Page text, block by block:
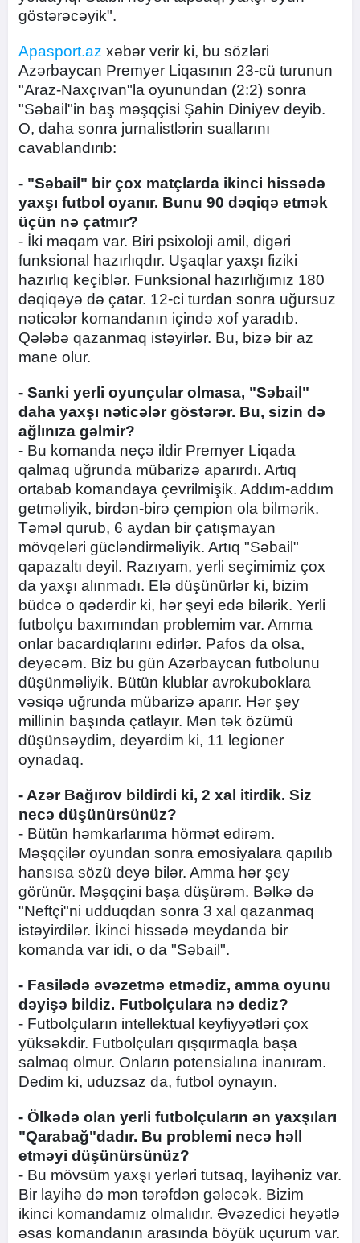
göstərəcəyik".
Apasport.az xəbər verir ki, bu sözləri
Azərbaycan Premyer Liqasının 23-cü turunun
"Araz-Naxçıvan"la oyunundan (2:2) sonra
"Səbail"in baş məşqçisi Şahin Diniyev deyib.
O, daha sonra jurnalistlərin suallarını
cavablandırıb:
- "Səbail" bir çox matçlarda ikinci hissədə
yaxşı futbol oyanır. Bunu 90 dəqiqə etmək
üçün nə çatmır?
- İki məqam var. Biri psixoloji amil, digəri
funksional hazırlıqdır. Uşaqlar yaxşı fiziki
hazırlıq keçiblər. Funksional hazırlığımız 180
dəqiqəyə də çatar. 12-ci turdan sonra uğursuz
nəticələr komandanın içində xof yaradıb.
Qələbə qazanmaq istəyirlər. Bu, bizə bir az
mane olur.
- Sanki yerli oyunçular olmasa, "Səbail"
daha yaxşı nəticələr göstərər. Bu, sizin də
ağlınıza gəlmir?
- Bu komanda neçə ildir Premyer Liqada
qalmaq uğrunda mübarizə aparırdı. Artıq
ortabab komandaya çevrilmişik. Addım-addım
getməliyik, birdən-birə çempion ola bilmərik.
Təməl qurub, 6 aydan bir çatışmayan
mövqeləri gücləndirməliyik. Artıq "Səbail"
qapazaltı deyil. Razıyam, yerli seçimimiz çox
da yaxşı alınmadı. Elə düşünürlər ki, bizim
büdcə o qədərdir ki, hər şeyi edə bilərik. Yerli
futbolçu baxımından problemim var. Amma
onlar bacardıqlarını edirlər. Pafos da olsa,
deyəcəm. Biz bu gün Azərbaycan futbolunu
düşünməliyik. Bütün klublar avrokuboklara
vəsiqə uğrunda mübarizə aparır. Hər şey
millinin başında çatlayır. Mən tək özümü
düşünsəydim, deyərdim ki, 11 legioner
oynadaq.
- Azər Bağırov bildirdi ki, 2 xal itirdik. Siz
necə düşünürsünüz?
- Bütün həmkarlarıma hörmət edirəm.
Məşqçilər oyundan sonra emosiyalara qapılıb
hansısa sözü deyə bilər. Amma hər şey
görünür. Məşqçini başa düşürəm. Bəlkə də
"Neftçi"ni udduqdan sonra 3 xal qazanmaq
istəyirdilər. İkinci hissədə meydanda bir
komanda var idi, o da "Səbail".
- Fasilədə əvəzetmə etmədiz, amma oyunu
dəyişə bildiz. Futbolçulara nə dediz?
- Futbolçuların intellektual keyfiyyətləri çox
yüksəkdir. Futbolçuları qışqırmaqla başa
salmaq olmur. Onların potensialına inanıram.
Dedim ki, uduzsaz da, futbol oynayın.
- Ölkədə olan yerli futbolçuların ən yaxşıları
"Qarabağ"dadır. Bu problemi necə həll
etməyi düşünürsünüz?
- Bu mövsüm yaxşı yerləri tutsaq, layihəniz var.
Bir layihə də mən tərəfdən gələcək. Bizim
ikinci komandamız olmalıdır. Əvəzedici heyətlə
əsas komandanın arasında böyük uçurum var.